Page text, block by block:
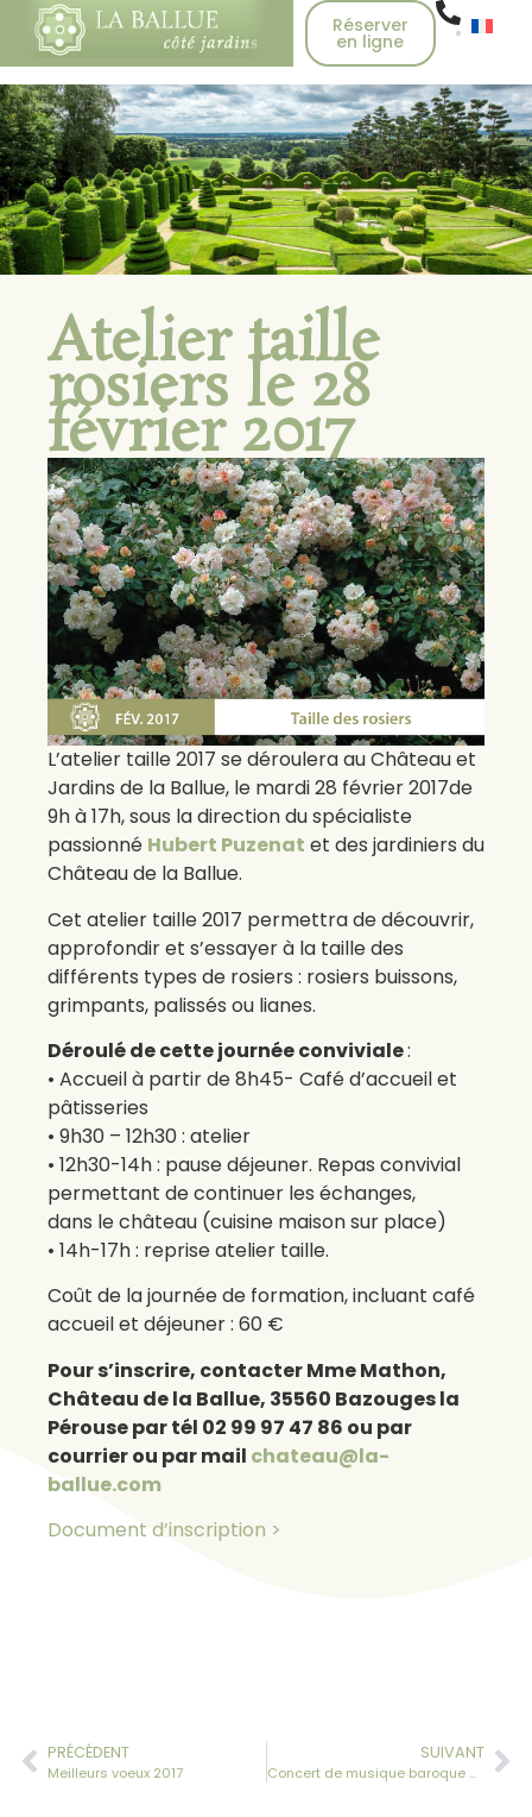
Réserver
en ligne
Atelier taille
rosiers le 28
février 2017
L’atelier taille 2017 se déroulera au Château et
Jardins de la Ballue, le mardi 28 février 2017de
9h à 17h, sous la direction du spécialiste
passionné Hubert Puzenat et des jardiniers du
Château de la Ballue.
Cet atelier taille 2017 permettra de découvrir,
approfondir et s’essayer à la taille des
différents types de rosiers : rosiers buissons,
grimpants, palissés ou lianes.
Déroulé de cette journée conviviale:
• Accueil à partir de 8h45- Café d’accueil et
pâtisseries
• 9h30 – 12h30 : atelier
• 12h30-14h : pause déjeuner. Repas convivial
permettant de continuer les échanges,
dans le château (cuisine maison sur place)
• 14h-17h : reprise atelier taille.
Coût de la journée de formation, incluant café
accueil et déjeuner : 60 €
Pour s’inscrire, contacter Mme Mathon,
Château de la Ballue, 35560 Bazouges la
Pérouse par tél 02 99 97 47 86 ou par
courrier ou par mail chateau@la-
ballue.com
Document d’inscription >
PRÉCÉDENT
Meilleurs voeux 2017
SUIVANT
Concert de musique baroque à la Ballue Jardin